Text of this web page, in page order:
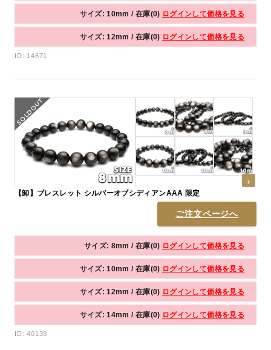
サイズ: 10mm / 在庫(0) ログインして価格を見る
サイズ: 12mm / 在庫(0) ログインして価格を見る
ID: 14671
【卸】ブレスレット シルバーオブシディアンAAA 限定
ご注文ページへ
サイズ: 8mm / 在庫(0) ログインして価格を見る
サイズ: 10mm / 在庫(0) ログインして価格を見る
サイズ: 12mm / 在庫(0) ログインして価格を見る
サイズ: 14mm / 在庫(0) ログインして価格を見る
ID: 40139